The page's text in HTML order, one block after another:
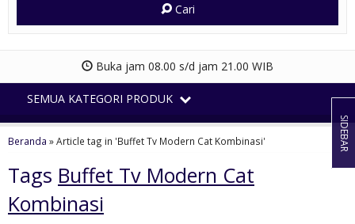
Cari
Buka jam 08.00 s/d jam 21.00 WIB
SEMUA KATEGORI PRODUK
Beranda »Article tag in 'Buffet Tv Modern Cat Kombinasi'
Tags Buffet Tv Modern Cat
Kombinasi
SIDEBAR